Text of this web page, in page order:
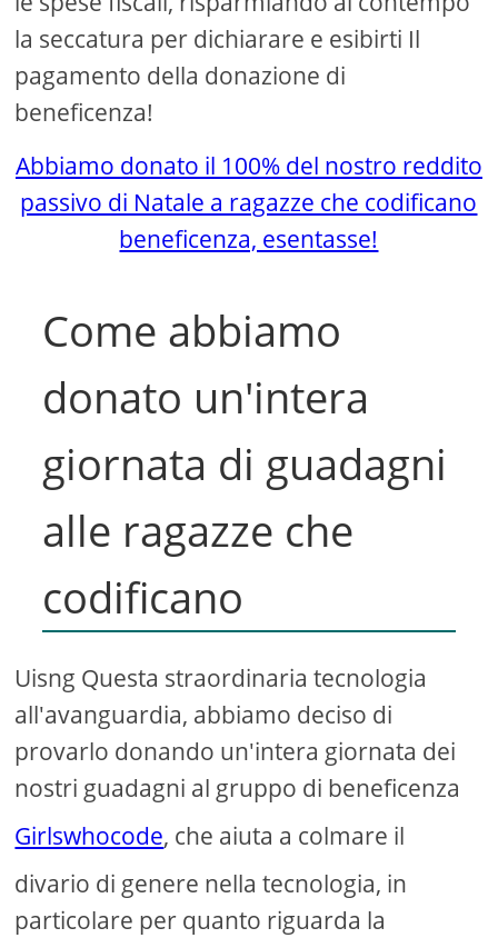
la seccatura per dichiarare e esibirti Il
pagamento della donazione di
beneficenza!
Abbiamo donato il 100% del nostro reddito
passivo di Natale a ragazze che codificano
beneficenza, esentasse!
Come abbiamo
donato un'intera
giornata di guadagni
alle ragazze che
codificano
Uisng Questa straordinaria tecnologia
all'avanguardia, abbiamo deciso di
provarlo donando un'intera giornata dei
nostri guadagni al gruppo di beneficenza
Girlswhocode, che aiuta a colmare il
divario di genere nella tecnologia, in
particolare per quanto riguarda la